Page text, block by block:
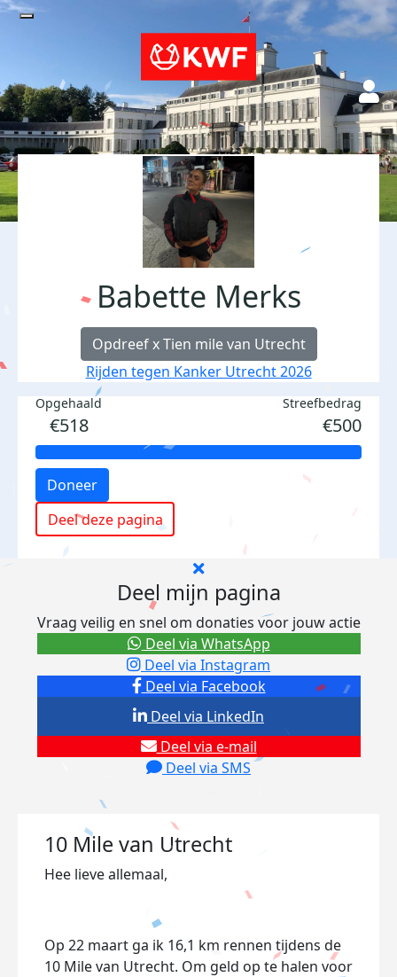
Babette Merks
Opdreef x Tien mile van Utrecht
Rijden tegen Kanker Utrecht 2026
Opgehaald
€518
Streefbedrag
€500
Doneer
Deel deze pagina
Deel mijn pagina
Vraag veilig en snel om donaties voor jouw actie
Deel via Facebook
Deel via Instagram
Deel via e-mail
Deel via SMS
Deel via LinkedIn
Deel via WhatsApp
10 Mile van Utrecht
Hee lieve allemaal,
Op 22 maart ga ik 16,1 km rennen tijdens de
10 Mile van Utrecht. Om geld op te halen voor